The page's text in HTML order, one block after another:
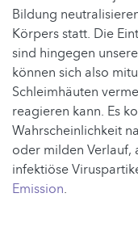
Bildung
Körpers statt. Die
sind hingegen
können sich also
Schleimhäuten
reagieren kann. Es
Wahrscheinlichkeit
oder milden Verlauf,
infektiöse
Emission.